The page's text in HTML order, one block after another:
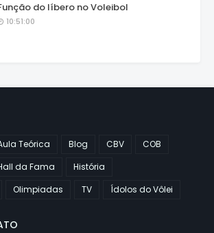
do líbero no Voleibol
10:51:00
Teórica Blog CBV
COB
da Fama
História
Olimpiadas TV Ídolos do Vôlei